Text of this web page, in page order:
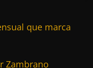
que marca
Zambrano